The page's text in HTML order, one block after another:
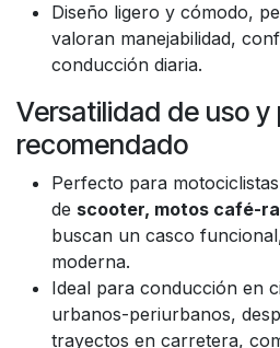
Diseño ligero y cómodo,
valoran manejabilidad,
conducción diaria.
Versatilidad de uso y
recomendado
Perfecto para
de scooter, motos café-
buscan un casco
moderna.
Ideal para conducción en
urbanos-periurbanos,
trayectos en carretera,